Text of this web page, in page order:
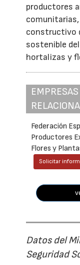
productores
constructivo
sostenible
hortalizas y
Federación
Productores
Flores y
Solicitar
Datos del
Seguridad